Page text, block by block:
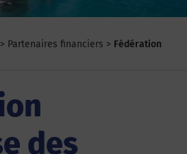
> Partenaires financiers > Fédération
des